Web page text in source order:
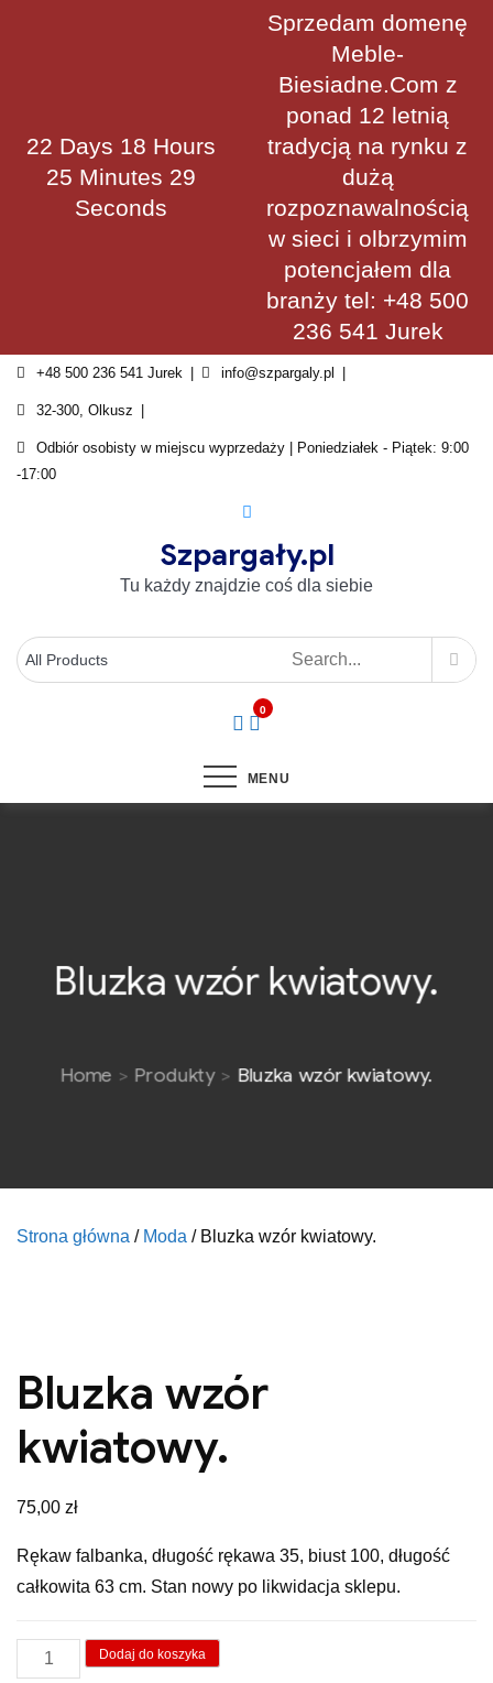
22 Days 18 Hours
25 Minutes 29
Seconds
Sprzedam domenę
Meble-
Biesiadne.Com z
ponad 12 letnią
tradycją na rynku z
dużą
rozpoznawalnością
w sieci i olbrzymim
potencjałem dla
branży tel: +48 500
236 541 Jurek
+48 500 236 541 Jurek info@szpargaly.pl
32-300, Olkusz
Odbiór osobisty w miejscu wyprzedaży | Poniedziałek - Piątek: 9:00
-17:00
Szpargały.pl
Tu każdy znajdzie coś dla siebie
0
MENU
Bluzka wzór kwiatowy.
Home Produkty Bluzka wzór kwiatowy.
Strona główna / Moda / Bluzka wzór kwiatowy.
Bluzka wzór
kwiatowy.
75,00 zł
Rękaw falbanka, długość rękawa 35, biust 100, długość
całkowita 63 cm. Stan nowy po likwidacja sklepu.
ilość
Dodaj do koszyka